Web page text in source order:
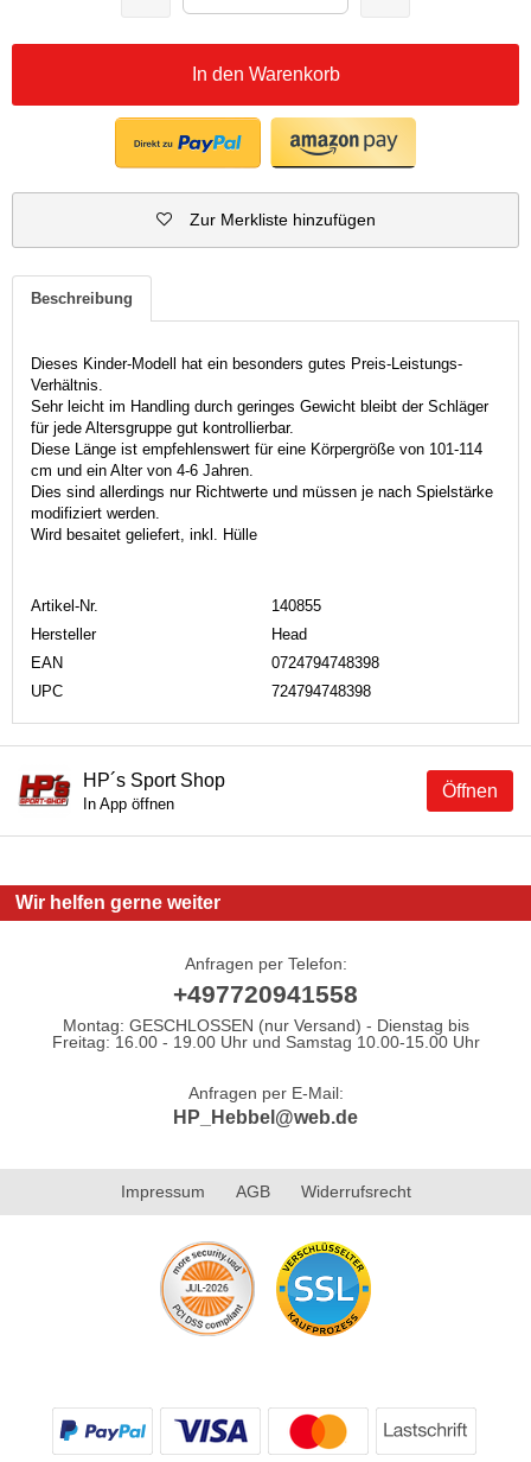
In den Warenkorb
Zur Merkliste hinzufügen
Beschreibung
Dieses Kinder-Modell hat ein besonders gutes Preis-Leistungs-
Verhältnis.
Sehr leicht im Handling durch geringes Gewicht bleibt der Schläger
für jede Altersgruppe gut kontrollierbar.
Diese Länge ist empfehlenswert für eine Körpergröße von 101-114
cm und ein Alter von 4-6 Jahren.
Dies sind allerdings nur Richtwerte und müssen je nach Spielstärke
modifiziert werden.
Wird besaitet geliefert, inkl. Hülle
Artikel-Nr.
140855
Hersteller
Head
EAN
0724794748398
UPC
724794748398
Öffnen
HP´s Sport Shop
In App öffnen
Wir helfen gerne weiter
Anfragen per Telefon:
+497720941558
Montag: GESCHLOSSEN (nur Versand) - Dienstag bis
Freitag: 16.00 - 19.00 Uhr und Samstag 10.00-15.00 Uhr
Anfragen per E-Mail:
HP_Hebbel@web.de
Impressum AGB Widerrufsrecht